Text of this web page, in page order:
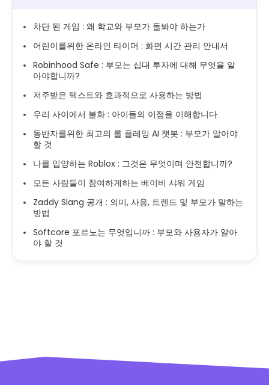
차단 된 게임 : 왜 학교와 부모가 돌봐야 하는가
어린이를위한 온라인 타이머 : 화면 시간 관리 안내서
Robinhood Safe : 부모는 십대 투자에 대해 무엇을 알
아야합니까?
저주받은 텍스트와 효과적으로 사용하는 방법
우리 사이에서 불화 : 아이들의 이점을 이해합니다
동반자를위한 최고의 롤 플레잉 AI 챗봇 : 부모가 알아야
할 것
나를 입양하는 Roblox : 그것은 무엇이며 안전합니까?
모든 사람들이 참여하게하는 베이비 샤워 게임
Zaddy Slang 공개 : 의미, 사용, 트렌드 및 부모가 말하는
방법
Softcore 포르노는 무엇입니까 : 부모와 사용자가 알아
야 할 것